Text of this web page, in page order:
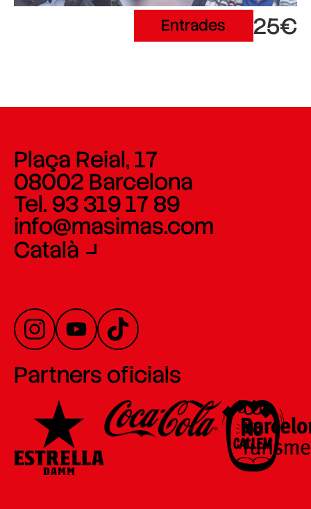
Entrades 25€
Plaça Reial, 17
08002 Barcelona
Tel. 93 319 17 89
info@masimas.com
Català
Partners oficials